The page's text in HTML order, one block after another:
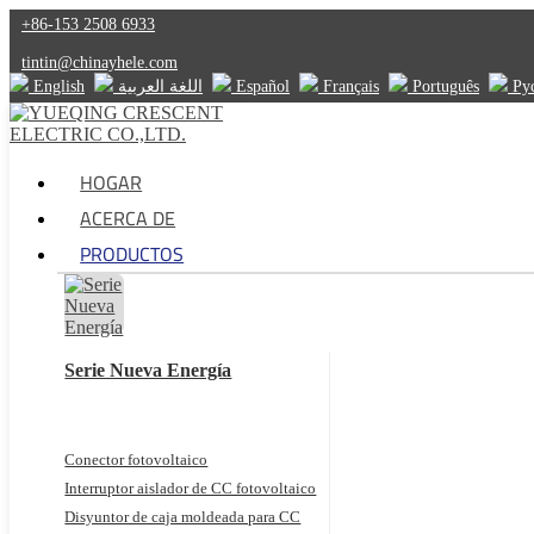
+86-153 2508 6933
tintin@chinayhele.com
English
اللغة العربية Español Français Português
HOGAR
ACERCA DE
PRODUCTOS
Serie Nueva Energía
Conector fotovoltaico
Interruptor aislador de CC fotovoltaico
Disyuntor de caja moldeada para CC